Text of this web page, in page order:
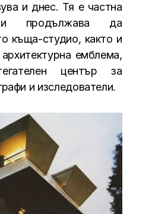
и днес. Тя е частна
и продължава да
къща-студио, както и
емблема,
център за
и изследователи.